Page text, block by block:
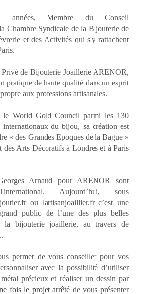
années,Membre du Conseil
Chambre Syndicale de la Bijouterie de
et des Activités qui s'y rattachent
de Bijouterie Joaillerie ARENOR,
pratique de haute qualité dans un esprit
aux professions artisanales.
le World Gold Councilparmi les 130
internationaux du bijou, sa création est
« des Grandes Epoques de la Bague »
des Arts Décoratifs à Londres et à Paris
Arnaud pour ARENOR sont
Aujourd’hui, sous
ou lartisanjoaillier.frc’est une
public de l’une des plus belles
la bijouterie joaillerie, au travers de
permet de vous conseiller pour vos
avec la possibilité d’utiliser
précieux et réaliser un dessin par
fois le projet arrêté de vous présenter